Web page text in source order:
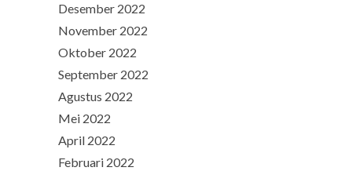
Desember 2022
November 2022
Oktober 2022
September 2022
Agustus 2022
Mei 2022
April 2022
Februari 2022